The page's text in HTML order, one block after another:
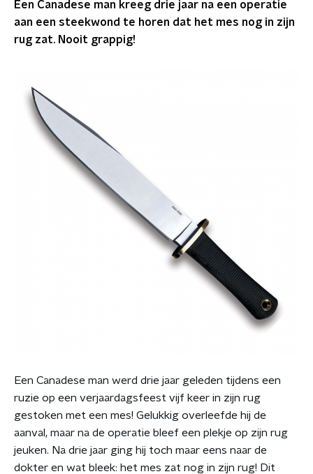
Een Canadese man kreeg drie jaar na een operatie
aan een steekwond te horen dat het mes nog in zijn
rug zat. Nooit grappig!
Een Canadese man werd drie jaar geleden tijdens een
ruzie op een verjaardagsfeest vijf keer in zijn rug
gestoken met een mes! Gelukkig overleefde hij de
aanval, maar na de operatie bleef een plekje op zijn rug
jeuken. Na drie jaar ging hij toch maar eens naar de
dokter en wat bleek: het mes zat nog in zijn rug! Dit